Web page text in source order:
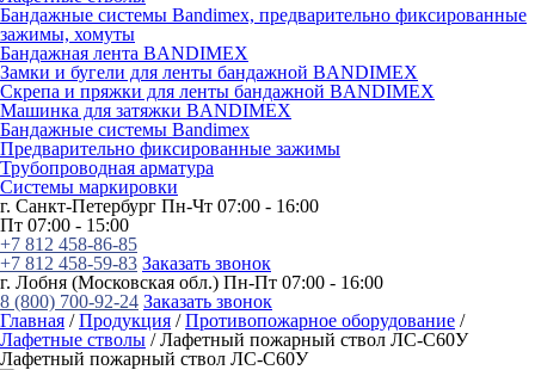
Бандажные системы Bandimex, предварительно фиксированные
зажимы, хомуты
Бандажная лента BANDIMEX
Замки и бугели для ленты бандажной BANDIMEX
Скрепа и пряжки для ленты бандажной BANDIMEX
Машинка для затяжки BANDIMEX
Бандажные системы Bandimex
Предварительно фиксированные зажимы
Трубопроводная арматура
Системы маркировки
г. Санкт-Петербург Пн-Чт 07:00 - 16:00
Пт 07:00 - 15:00
+7 812 458-86-85
+7 812 458-59-83 Заказать звонок
г. Лобня (Московская обл.) Пн-Пт 07:00 - 16:00
8 (800) 700-92-24 Заказать звонок
Главная / Продукция / Противопожарное оборудование /
Лафетные стволы / Лафетный пожарный ствол ЛС-С60У
Лафетный пожарный ствол ЛС-С60У